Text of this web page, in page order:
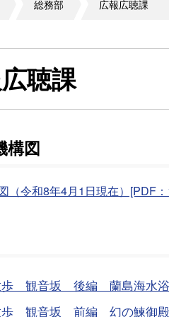
総務部 広報広聴課
聴課
構図
（令和8年4月1日現在）[PDF
歩 観音坂 後編 蘭島海水
歩 観音坂 前編 幻の鰊御殿